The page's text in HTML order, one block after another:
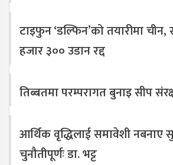
टाइफुन ‘डल्फिन’को तयारीमा
हजार ३०० उडान रद्द
तिब्बतमा परम्परागत बुनाइ सीप
आर्थिक वृद्धिलाई समावेशी नबनाए
चुनौतीपूर्णः डा. भट्ट